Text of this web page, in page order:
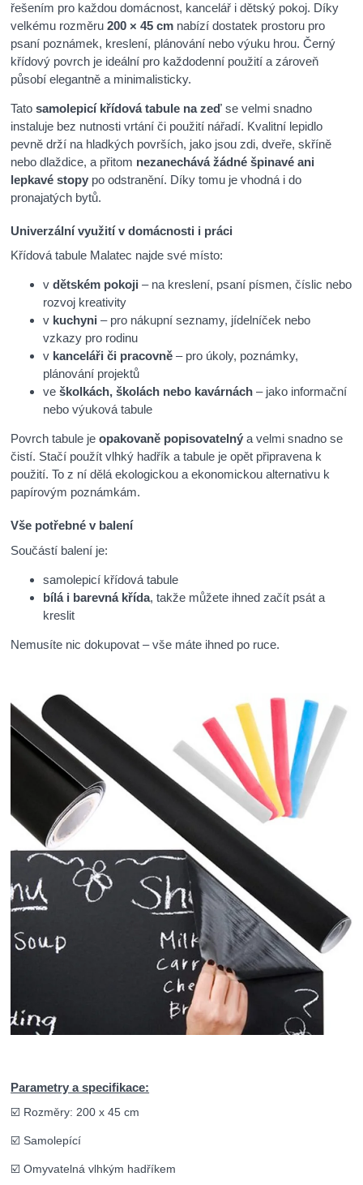
řešením pro každou domácnost, kancelář i dětský pokoj. Díky
velkému rozměru200 × 45 cm nabízí dostatek prostoru pro
psaní poznámek, kreslení, plánování nebo výuku hrou. Černý
křídový povrch je ideální pro každodenní použití a zároveň
působí elegantně a minimalisticky.
Tatosamolepicí křídová tabule na zeď se velmi snadno
instaluje bez nutnosti vrtání či použití nářadí. Kvalitní lepidlo
pevně drží na hladkých površích, jako jsou zdi, dveře, skříně
nebo dlaždice, a přitom nezanechává žádné špinavé ani
lepkavé stopy po odstranění. Díky tomu je vhodná i do
pronajatých bytů.
Univerzální využití v domácnosti i práci
Křídová tabule Malatec najde své místo:
vdětském pokoji – na kreslení, psaní písmen, číslic nebo
rozvoj kreativity
v kuchyni – pro nákupní seznamy, jídelníček nebo
vzkazy pro rodinu
v kanceláři či pracovně – pro úkoly, poznámky,
plánování projektů
veškolkách, školách nebo kavárnách – jako informační
nebo výuková tabule
Povrch tabule jeopakovaně popisovatelný a velmi snadno se
čistí. Stačí použít vlhký hadřík a tabule je opět připravena k
použití. To z ní dělá ekologickou a ekonomickou alternativu k
papírovým poznámkám.
Vše potřebné v balení
Součástí balení je:
samolepicí křídová tabule
bílá i barevná křída, takže můžete ihned začít psát a
kreslit
Nemusíte nic dokupovat – vše máte ihned po ruce.
Parametry a specifikace:
☑️ Rozměry: 200 x 45 cm
☑️ Samolepící
☑️ Omyvatelná vlhkým hadříkem